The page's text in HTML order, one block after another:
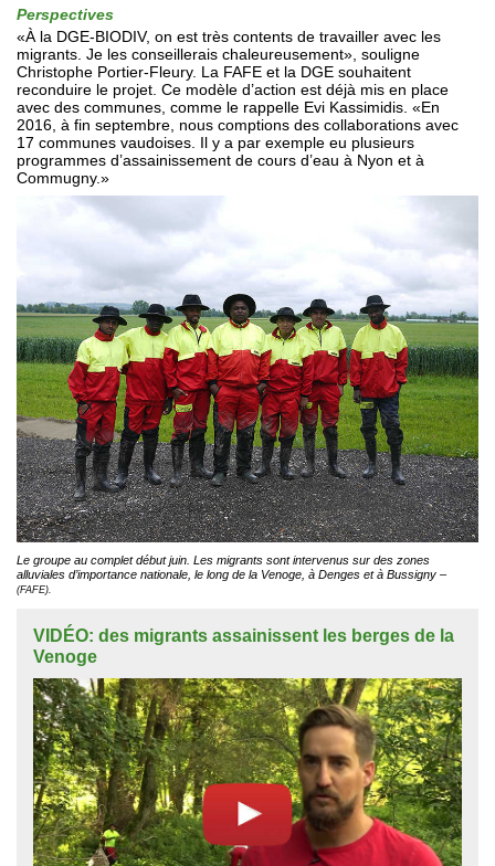
Perspectives
«À la DGE-BIODIV, on est très contents de travailler avec les
migrants. Je les conseillerais chaleureusement», souligne
Christophe Portier-Fleury. La FAFE et la DGE souhaitent
reconduire le projet. Ce modèle d’action est déjà mis en place
avec des communes, comme le rappelle Evi Kassimidis. «En
2016, à fin septembre, nous comptions des collaborations avec
17 communes vaudoises. Il y a par exemple eu plusieurs
programmes d’assainissement de cours d’eau à Nyon et à
Commugny.»
Le groupe au complet début juin. Les migrants sont intervenus sur des zones
alluviales d’importance nationale, le long de la Venoge, à Denges et à Bussigny –
(FAFE).
VIDÉO: des migrants assainissent les berges de la
Venoge